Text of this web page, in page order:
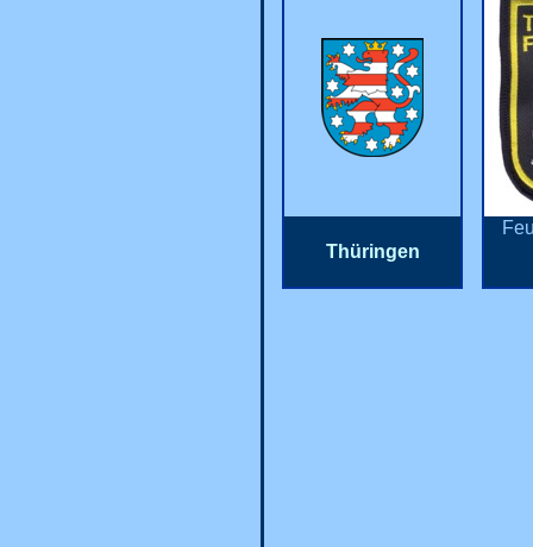
Thüringen